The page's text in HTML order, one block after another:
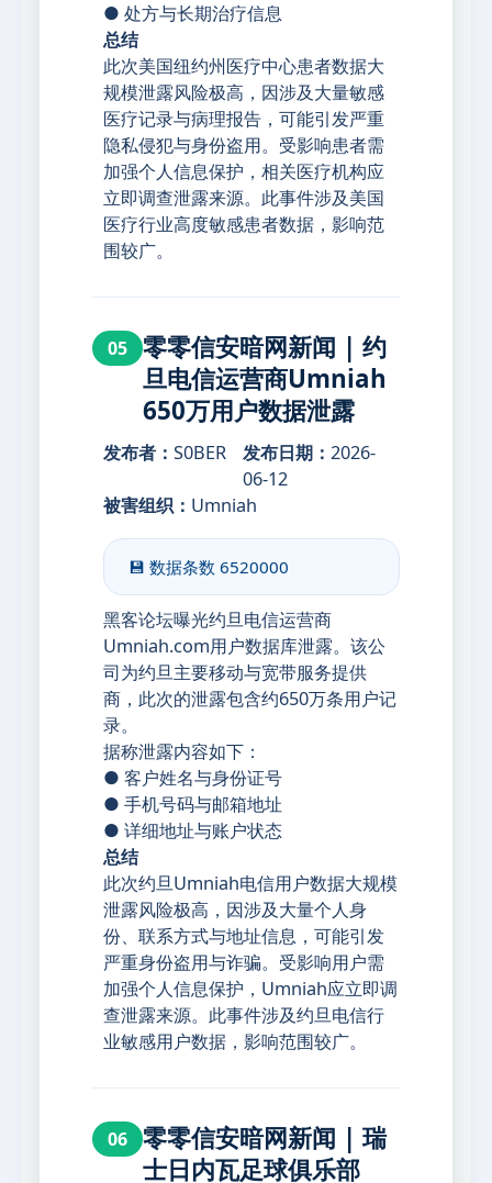
● 处方与长期治疗信息
总结
此次美国纽约州医疗中心患者数据大
规模泄露风险极高，因涉及大量敏感
医疗记录与病理报告，可能引发严重
隐私侵犯与身份盗用。受影响患者需
加强个人信息保护，相关医疗机构应
立即调查泄露来源。此事件涉及美国
医疗行业高度敏感患者数据，影响范
围较广。
05
零零信安暗网新闻 | 约
旦电信运营商Umniah
650万用户数据泄露
发布者： S0BER 发布日期： 2026-
06-12
被害组织： Umniah
💾 数据条数 6520000
黑客论坛曝光约旦电信运营商
Umniah.com用户数据库泄露。该公
司为约旦主要移动与宽带服务提供
商，此次的泄露包含约650万条用户记
录。
据称泄露内容如下：
● 客户姓名与身份证号
● 手机号码与邮箱地址
● 详细地址与账户状态
总结
此次约旦Umniah电信用户数据大规模
泄露风险极高，因涉及大量个人身
份、联系方式与地址信息，可能引发
严重身份盗用与诈骗。受影响用户需
加强个人信息保护，Umniah应立即调
查泄露来源。此事件涉及约旦电信行
业敏感用户数据，影响范围较广。
06
零零信安暗网新闻 | 瑞
士日内瓦足球俱乐部